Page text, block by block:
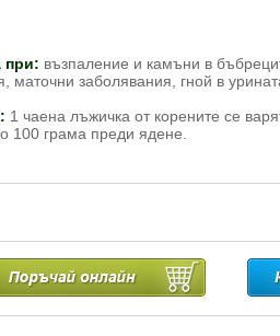
при: възпаление и камъни в
маточни заболявания, гной в
1 чаена лъжичка от корените се
100 грама преди ядене.